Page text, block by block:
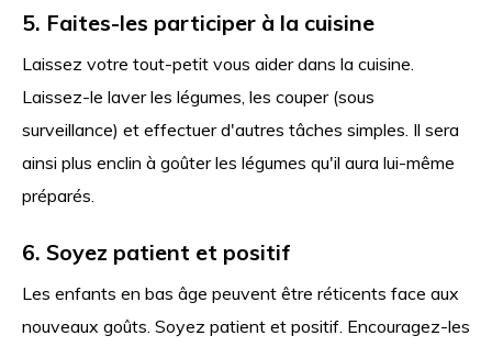
5. Faites-les participer à la cuisine
Laissez votre tout-petit vous aider dans la cuisine.
Laissez-le laver les légumes, les couper (sous
surveillance) et effectuer d'autres tâches simples. Il sera
ainsi plus enclin à goûter les légumes qu'il aura lui-même
préparés.
6. Soyez patient et positif
Les enfants en bas âge peuvent être réticents face aux
nouveaux goûts. Soyez patient et positif. Encouragez-les